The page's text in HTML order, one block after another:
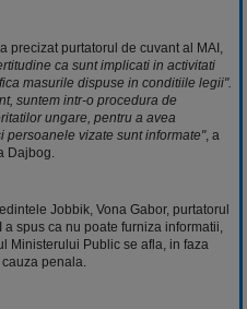
precizat purtatorul de cuvant al MAI,
ca sunt implicati in activitati
masurile dispuse in conditiile legii".
suntem intr-o procedura de
ungare, pentru a avea
persoanele vizate sunt informate", a
Dajbog.
Jobbik, Vona Gabor, purtatorul
a spus ca nu poate furniza informatii,
Ministerului Public se afla, in faza
penala.